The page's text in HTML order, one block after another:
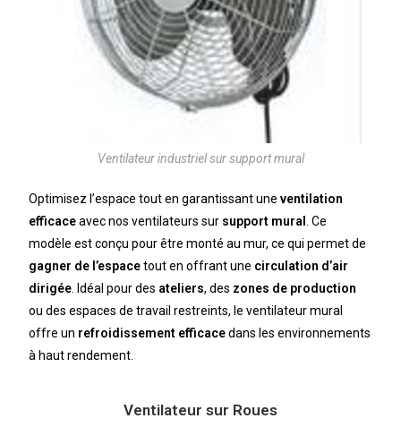
Ventilateur industriel sur support mural
Optimisez l’espace tout en garantissant uneventilation
efficaceavec nos ventilateurs sur support mural
. Ce
modèle est conçu pour être monté au mur, ce qui permet de
gagner de l’espacetout en offrant une circulation d’air
dirigée . Idéal pour des ateliers, des zones de production
ou des espaces de travail restreints, le ventilateur mural
offre un refroidissement efficacedans les environnements
à haut rendement.
Ventilateur sur Roues